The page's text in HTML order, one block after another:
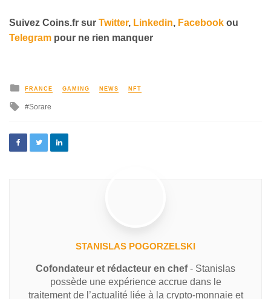
Suivez Coins.fr sur Twitter, Linkedin, Facebook ou
Telegram pour ne rien manquer
FRANCE GAMING NEWS NFT
Sorare
STANISLAS POGORZELSKI
Cofondateur et rédacteur en chef- Stanislas
possède une expérience accrue dans le
traitement de l’actualité liée à la crypto-monnaie et